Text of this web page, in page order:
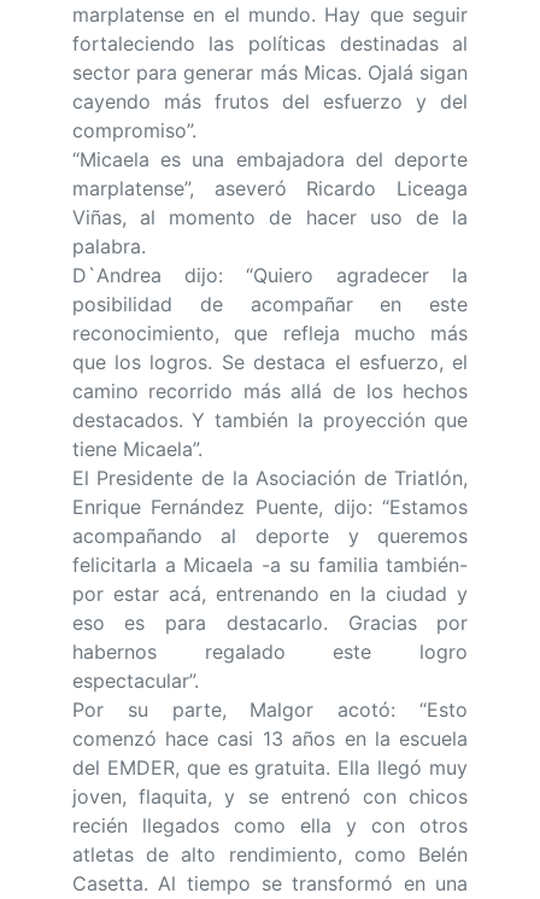
marplatense en el mundo. Hay que seguir
fortaleciendo las políticas destinadas al
sector para generar más Micas. Ojalá sigan
cayendo más frutos del esfuerzo y del
compromiso”.
“Micaela es una embajadora del deporte
marplatense”, aseveró Ricardo Liceaga
Viñas, al momento de hacer uso de la
palabra.
D`Andrea dijo: “Quiero agradecer la
posibilidad de acompañar en este
reconocimiento, que refleja mucho más
que los logros. Se destaca el esfuerzo, el
camino recorrido más allá de los hechos
destacados. Y también la proyección que
tiene Micaela”.
El Presidente de la Asociación de Triatlón,
Enrique Fernández Puente, dijo: “Estamos
acompañando al deporte y queremos
felicitarla a Micaela -a su familia también-
por estar acá, entrenando en la ciudad y
eso es para destacarlo. Gracias por
habernos regalado este logro
espectacular”.
Por su parte, Malgor acotó: “Esto
comenzó hace casi 13 años en la escuela
del EMDER, que es gratuita. Ella llegó muy
joven, flaquita, y se entrenó con chicos
recién llegados como ella y con otros
atletas de alto rendimiento, como Belén
Casetta. Al tiempo se transformó en una